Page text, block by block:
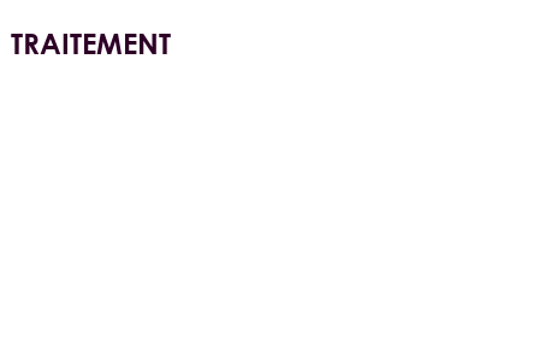
TRAITEMENT